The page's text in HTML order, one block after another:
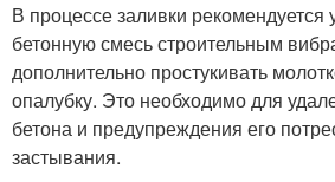
В процессе заливки рекомендуется
бетонную смесь строительным
дополнительно простукивать
опалубку. Это необходимо для
бетона и предупреждения его
застывания.